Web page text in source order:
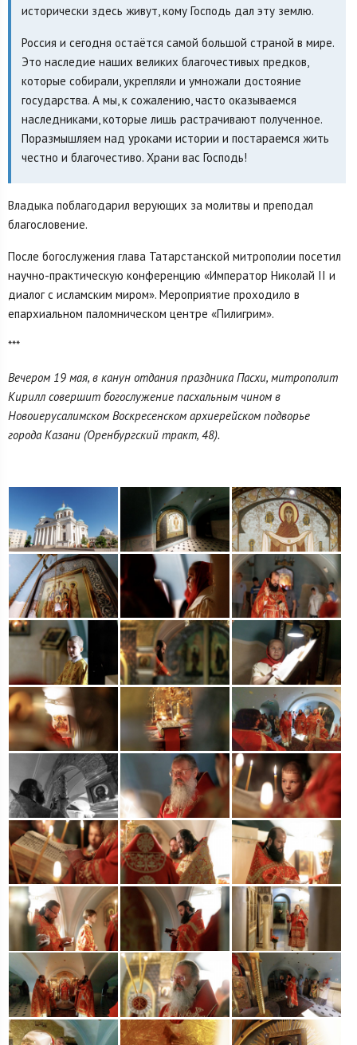
исторически здесь живут, кому Господь дал эту землю.
Россия и сегодня остаётся самой большой страной в мире.
Это наследие наших великих благочестивых предков,
которые собирали, укрепляли и умножали достояние
государства. А мы, к сожалению, часто оказываемся
наследниками, которые лишь растрачивают полученное.
Поразмышляем над уроками истории и постараемся жить
честно и благочестиво. Храни вас Господь!
Владыка поблагодарил верующих за молитвы и преподал
благословение.
После богослужения глава Татарстанской митрополии посетил
научно-практическую конференцию «Император Николай II и
диалог с исламским миром». Мероприятие проходило в
епархиальном паломническом центре «Пилигрим».
***
Вечером 19 мая, в канун отдания праздника Пасхи, митрополит
Кирилл совершит богослужение пасхальным чином в
Новоиерусалимском Воскресенском архиерейском подворье
города Казани (Оренбургский тракт, 48).